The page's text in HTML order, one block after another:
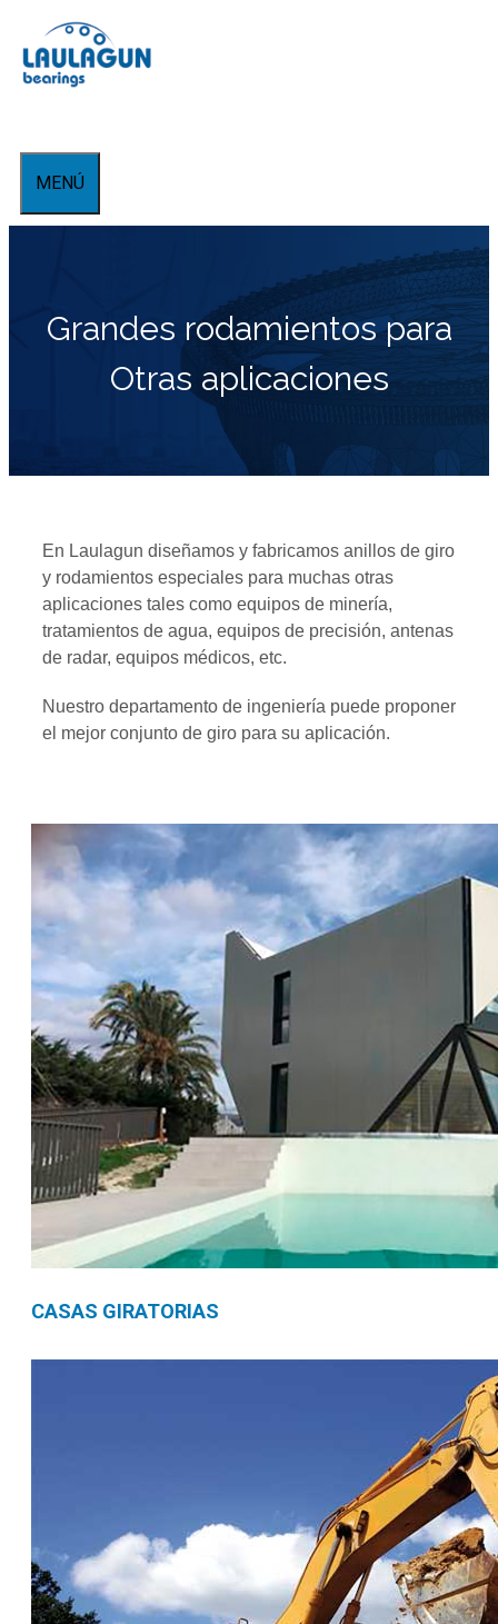
contenido
MENÚ
Grandes rodamientos para
Otras aplicaciones
En Laulagun diseñamos y fabricamos anillos de giro
y rodamientos especiales para muchas otras
aplicaciones tales como equipos de minería,
tratamientos de agua, equipos de precisión, antenas
de radar, equipos médicos, etc.
Nuestro departamento de ingeniería puede proponer
el mejor conjunto de giro para su aplicación.
CASAS GIRATORIAS